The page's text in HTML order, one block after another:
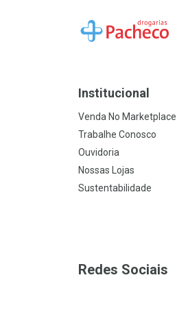
Ir para a Home
Institucional
Venda No Marketplace
Trabalhe Conosco
Ouvidoria
Nossas Lojas
Sustentabilidade
Redes Sociais